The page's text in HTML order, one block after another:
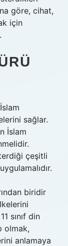
göre, cihat,
için
sağlar.
İslam
çeşitli
biridir
sınıf din
olmak,
anlamaya